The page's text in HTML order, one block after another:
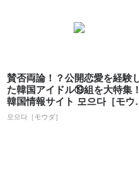
賛否両論！？公開恋愛を経験
た韓国アイドル⑲組を大特集！
韓国情報サイト 모으다［モウ
ダ］
모으다［モウダ］